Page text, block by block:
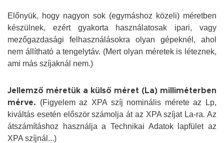
Előnyük, hogy nagyon sok (egymáshoz közeli) méretben
készülnek, ezért gyakorta használatosak ipari, vagy
mezőgazdasági felhasználásokra olyan gépeknél, ahol
nem állítható a tengelytáv. (Mert olyan méretek is léteznek,
ami más szíjaknál nem.)
Jellemző méretük a külső méret (La) milliméterben
mérve. (Figyelem az XPA szíj nominális mérete az Lp,
kiváltás esetén először számolja át az XPA szíjat La-ra. Az
átszámításhoz használja a Technikai Adatok lapfület az
XPA szíjnál...)